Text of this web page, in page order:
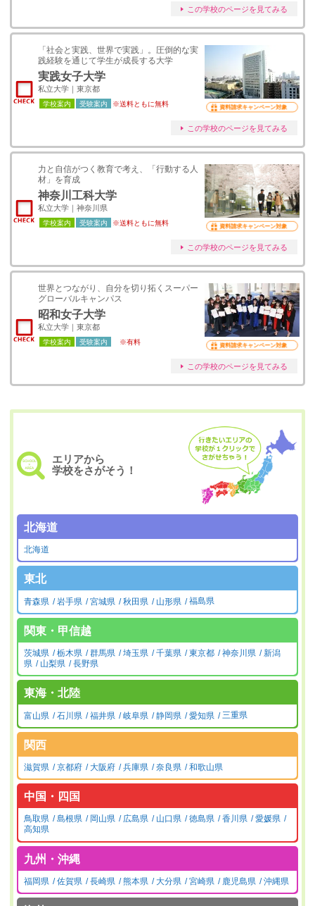
この学校のページを見てみる
「社会と実践、世界で実践」。圧倒的な実
践経験を通じて学生が成長する大学
実践女子大学
私立大学｜東京都
学校案内 受験案内 ※送料ともに無料 資料請求キャンペーン対象
この学校のページを見てみる
力と自信がつく教育で考え、「行動する人
材」を育成
神奈川工科大学
私立大学｜神奈川県
学校案内 受験案内 ※送料ともに無料 資料請求キャンペーン対象
この学校のページを見てみる
世界とつながり、自分を切り拓くスーパー
グローバルキャンパス
昭和女子大学
私立大学｜東京都
学校案内 受験案内 ※有料 資料請求キャンペーン対象
この学校のページを見てみる
エリアから
学校をさがそう！
北海道
北海道
東北
青森県 岩手県 宮城県 秋田県 山形県 福島県
関東・甲信越
茨城県 栃木県 群馬県 埼玉県 千葉県 東京都 神奈川県
新潟
県
山梨県 長野県
東海・北陸
富山県 石川県 福井県 岐阜県 静岡県 愛知県 三重県
関西
滋賀県 京都府 大阪府 兵庫県 奈良県 和歌山県
中国・四国
鳥取県 島根県 岡山県 広島県 山口県 徳島県 香川県
愛媛県
高知県
九州・沖縄
福岡県 佐賀県 長崎県 熊本県 大分県 宮崎県 鹿児島県 沖縄県